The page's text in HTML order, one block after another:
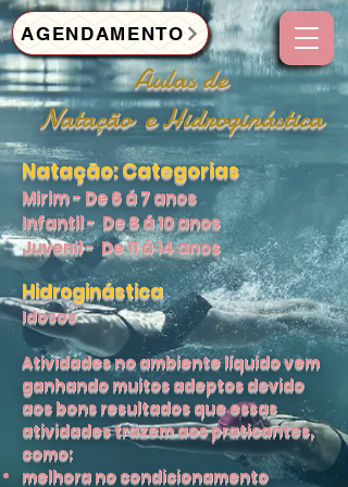
AGENDAMENTO
Aulas de
Natação e Hidroginástica
Natação: Categorias
Mirim - De 6 á 7 anos
Infantil - De 8 á 10 anos
Juvenil - De 11 á 14 anos
Hidroginástica
Idosos
Atividades no ambiente líquido vem
ganhando muitos adeptos devido
aos bons resultados que essas
atividades trazem aos praticantes,
como:
melhora no condicionamento